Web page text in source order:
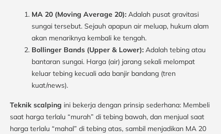
MA 20 (Moving Average 20): Adalah pusat gravitasi
sungai tersebut. Sejauh apapun air meluap, hukum alam
akan menariknya kembali ke tengah.
Bollinger Bands (Upper & Lower): Adalah tebing atau
bantaran sungai. Harga (air) jarang sekali melompat
keluar tebing kecuali ada banjir bandang (tren
kuat/news).
Teknik scalping ini bekerja dengan prinsip sederhana: Membeli
saat harga terlalu “murah” di tebing bawah, dan menjual saat
harga terlalu “mahal” di tebing atas, sambil menjadikan MA 20